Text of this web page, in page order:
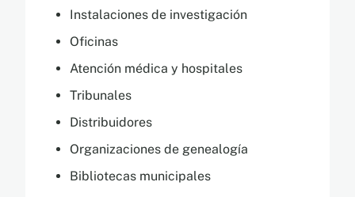
Instalaciones de investigación
Oficinas
Atención médica y hospitales
Tribunales
Distribuidores
Organizaciones de genealogía
Bibliotecas municipales